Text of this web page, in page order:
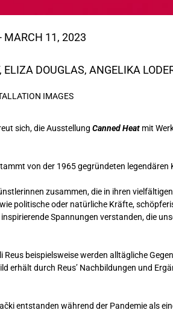
MARCH 11, 2023
, ELIZA DOUGLAS, ANGELIKA
IMAGES
sich, die Ausstellung Canned Heat mit
von der 1965 gegründeten
zusammen, die in ihren
politische oder natürliche Kräfte,
Spannungen verstanden, die
Reus beispielsweise werden alltägliche
erhält durch Reus’ Nachbildungen und
entstanden während der Pandemie als